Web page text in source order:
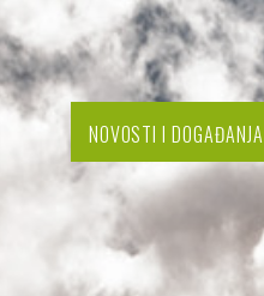
NOVOSTI I DOGAĐANJA